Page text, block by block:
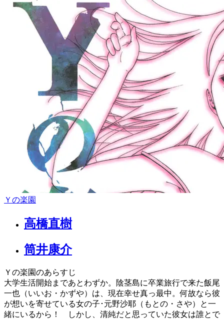
Ｙの楽園
高橋直樹
筒井康介
Ｙの楽園のあらすじ
大学生活開始まであとわずか。陰茎島に卒業旅行で来た飯尾
一也（いいお・かずや）は、現在幸せ真っ最中。何故なら彼
が想いを寄せている女の子･元野沙耶（もとの・さや）と一
緒にいるから！ しかし、清純だと思っていた彼女は誰とで